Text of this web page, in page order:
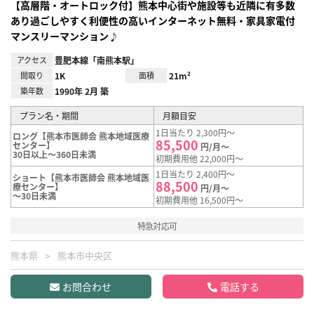
【高層階・オートロック付】熊本中心街や施設等も近隣に有多数
あり過ごしやすく利便性の高いインターネット無料・家具家電付
マンスリーマンション♪
アクセス 豊肥本線「南熊本駅」
間取り 1K 面積 21m²
築年数 1990年 2月 築
プラン名・期間
月額目安
ロング【熊本市医師会 熊本地域医療
センター】
30日以上～360日未満
1日当たり 2,300円～
85,500 円/月～
初期費用他 22,000円～
ショート【熊本市医師会 熊本地域医
療センター】
～30日未満
1日当たり 2,400円～
88,500 円/月～
初期費用他 16,500円～
特急対応可
熊本県 熊本市中央区
お問合わせ 電話する